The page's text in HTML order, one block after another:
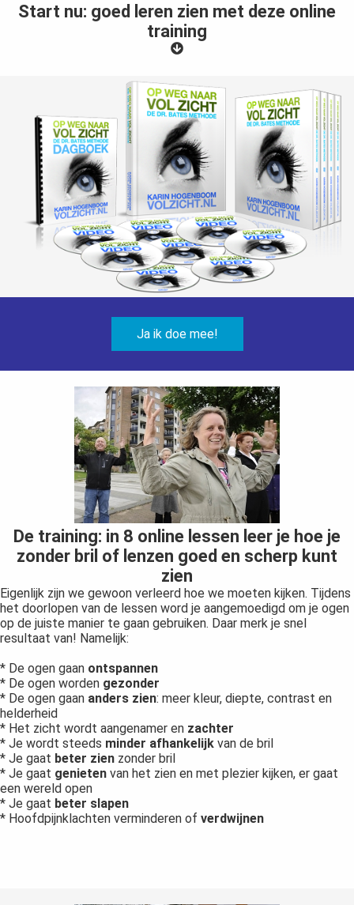
Start nu: goed leren zien met deze online
training
Ja ik doe mee!
De training: in 8 online lessen leer je hoe je
zonder bril of lenzen goed en scherp kunt
zien
Eigenlijk zijn we gewoon verleerd hoe we moeten kijken. Tijdens
het doorlopen van de lessen word je aangemoedigd om je ogen
op de juiste manier te gaan gebruiken. Daar merk je snel
resultaat van! Namelijk:
* De ogen gaan ontspannen
* De ogen worden gezonder
* De ogen gaan anders zien: meer kleur, diepte, contrast en
helderheid
* Het zicht wordt aangenamer en zachter
* Je wordt steeds minder afhankelijk van de bril
* Je gaat beter zien zonder bril
* Je gaat genieten van het zien en met plezier kijken, er gaat
een wereld open
* Je gaat beter slapen
* Hoofdpijnklachten verminderen of verdwijnen